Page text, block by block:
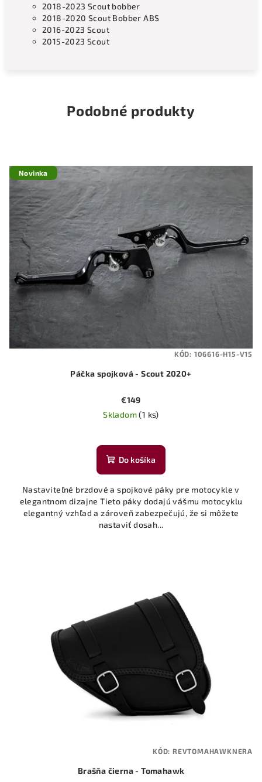
2018-2023 Scout bobber
2018-2020 Scout Bobber ABS
2016-2023 Scout
2015-2023 Scout
Podobné produkty
Novinka
Páčka spojková - Scout 2020+
€149
Skladom(1 ks)
Do košíka
Nastaviteľné brzdové a spojkové páky pre motocykle v
elegantnom dizajne Tieto páky dodajú vášmu motocyklu
elegantný vzhľad a zároveň zabezpečujú, že si môžete
nastaviť dosah...
KÓD: 106616-H15-V15
Brašňa čierna - Tomahawk
KÓD: REVTOMAHAWKNERA